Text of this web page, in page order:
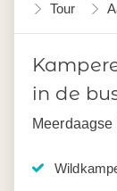
Tour
in de
Meerdaagse